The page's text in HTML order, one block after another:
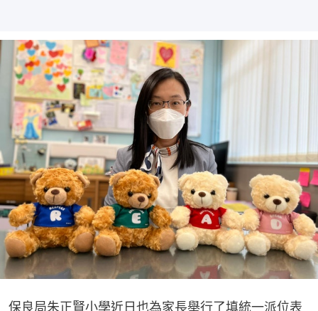
保良局朱正賢小學近日也為家長舉行了填統一派位表